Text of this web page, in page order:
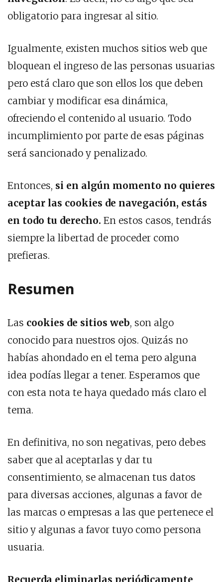
obligatorio para ingresar al sitio.
Igualmente, existen muchos sitios web que
bloquean el ingreso de las personas usuarias
pero está claro que son ellos los que deben
cambiar y modificar esa dinámica,
ofreciendo el contenido al usuario. Todo
incumplimiento por parte de esas páginas
será sancionado y penalizado.
Entonces, si en algún momento no quieres
aceptar las cookies de navegación, estás
en todo tu derecho. En estos casos, tendrás
siempre la libertad de proceder como
prefieras.
Resumen
Las cookies de sitios web, son algo
conocido para nuestros ojos. Quizás no
habías ahondado en el tema pero alguna
idea podías llegar a tener. Esperamos que
con esta nota te haya quedado más claro el
tema.
En definitiva, no son negativas, pero debes
saber que al aceptarlas y dar tu
consentimiento, se almacenan tus datos
para diversas acciones, algunas a favor de
las marcas o empresas a las que pertenece el
sitio y algunas a favor tuyo como persona
usuaria.
Recuerda eliminarlas periódicamente